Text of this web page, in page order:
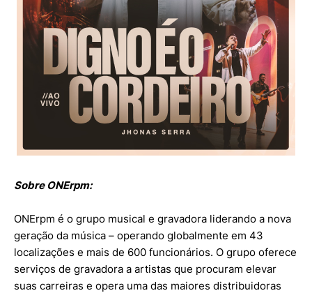
Sobre ONErpm:
ONErpm é o grupo musical e gravadora liderando a nova
geração da música – operando globalmente em 43
localizações e mais de 600 funcionários. O grupo oferece
serviços de gravadora a artistas que procuram elevar
suas carreiras e opera uma das maiores distribuidoras